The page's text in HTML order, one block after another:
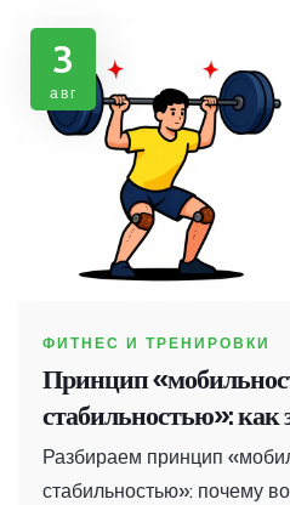
3
авг
ФИТНЕС И ТРЕНИРОВКИ
Принцип
стабильностью»:
Разбираем принцип
стабильностью»: почему